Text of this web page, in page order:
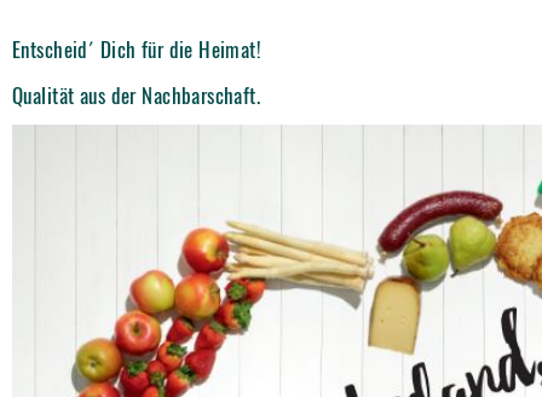
Entscheid´ Dich für die Heimat!
Qualität aus der Nachbarschaft.